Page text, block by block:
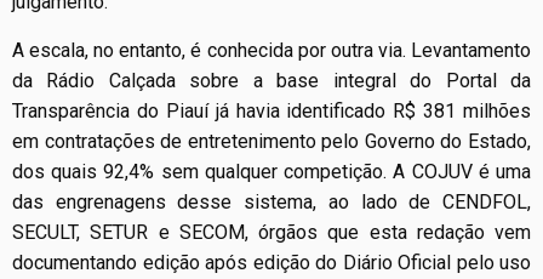
A escala, no entanto, é conhecida por outra via. Levantamento
da Rádio Calçada sobre a base integral do Portal da
Transparência do Piauí já havia identificado R$ 381 milhões
em contratações de entretenimento pelo Governo do Estado,
dos quais 92,4% sem qualquer competição. A COJUV é uma
das engrenagens desse sistema, ao lado de CENDFOL,
SECULT, SETUR e SECOM, órgãos que esta redação vem
documentando edição após edição do Diário Oficial pelo uso